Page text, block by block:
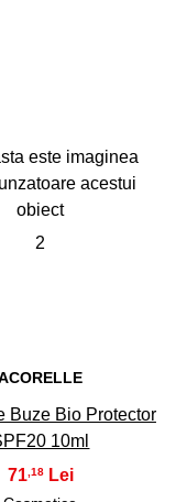
2
Buze Bio Protector
10ml
71,18